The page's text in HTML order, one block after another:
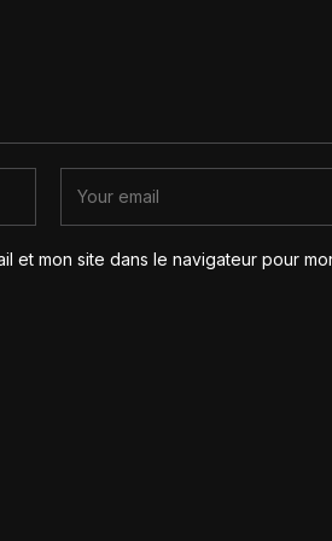
et mon site dans le navigateur pour